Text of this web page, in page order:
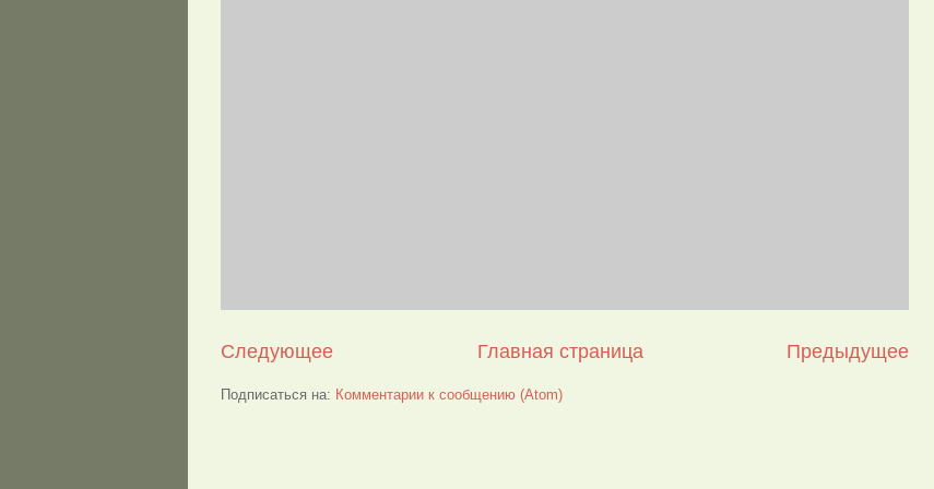
Следующее Предыдущее
Главная страница
Подписаться на: Комментарии к сообщению (Atom)